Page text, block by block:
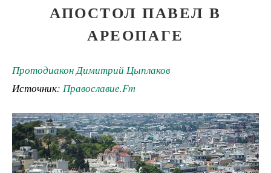
АПОСТОЛ ПАВЕЛ В
АРЕОПАГЕ
Протодиакон Димитрий Цыплаков
Источник: Православие.Fm